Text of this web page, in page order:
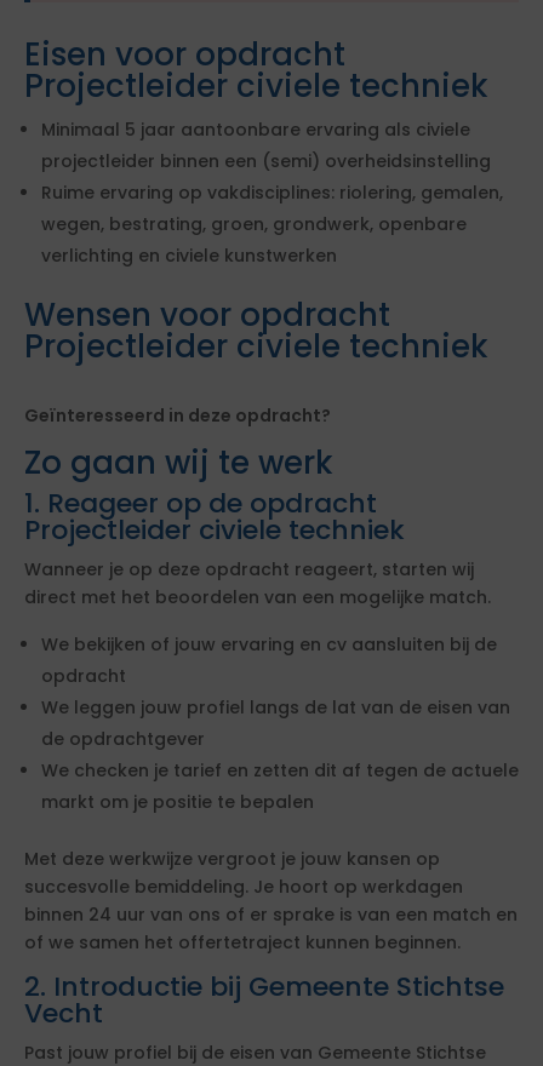
Eisen voor opdracht
Projectleider civiele techniek
Minimaal 5 jaar aantoonbare ervaring als civiele
projectleider binnen een (semi) overheidsinstelling
Ruime ervaring op vakdisciplines: riolering, gemalen,
wegen, bestrating, groen, grondwerk, openbare
verlichting en civiele kunstwerken
Wensen voor opdracht
Projectleider civiele techniek
Geïnteresseerd in deze opdracht?
Zo gaan wij te werk
1. Reageer op de opdracht
Projectleider civiele techniek
Wanneer je op deze opdracht reageert, starten wij
direct met het beoordelen van een mogelijke match.
We bekijken of jouw ervaring en cv aansluiten bij de
opdracht
We leggen jouw profiel langs de lat van de eisen van
de opdrachtgever
We checken je tarief en zetten dit af tegen de actuele
markt om je positie te bepalen
Met deze werkwijze vergroot je jouw kansen op
succesvolle bemiddeling. Je hoort op werkdagen
binnen 24 uur van ons of er sprake is van een match en
of we samen het offertetraject kunnen beginnen.
2. Introductie bij Gemeente Stichtse
Vecht
Past jouw profiel bij de eisen van Gemeente Stichtse